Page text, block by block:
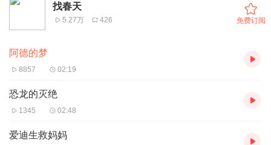
找春天
5.27万 426 免费订阅
阿德的梦
8857 02:19
恐龙的灭绝
1345 02:48
爱迪生救妈妈